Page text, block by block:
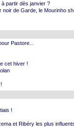
à partir dès janvier ?
noir de Garde, le Mourinho
Pastore...
cet hiver !
!
et Ribéry les plus